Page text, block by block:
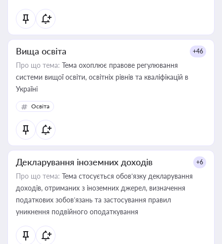
Вища освіта +46
Про що тема: Тема охоплює правове регулювання
системи вищої освіти, освітніх рівнів та кваліфікацій в
Україні
Освіта
Декларування іноземних доходів +6
Про що тема: Тема стосується обов’язку декларування
доходів, отриманих з іноземних джерел, визначення
податкових зобов’язань та застосування правил
уникнення подвійного оподаткування